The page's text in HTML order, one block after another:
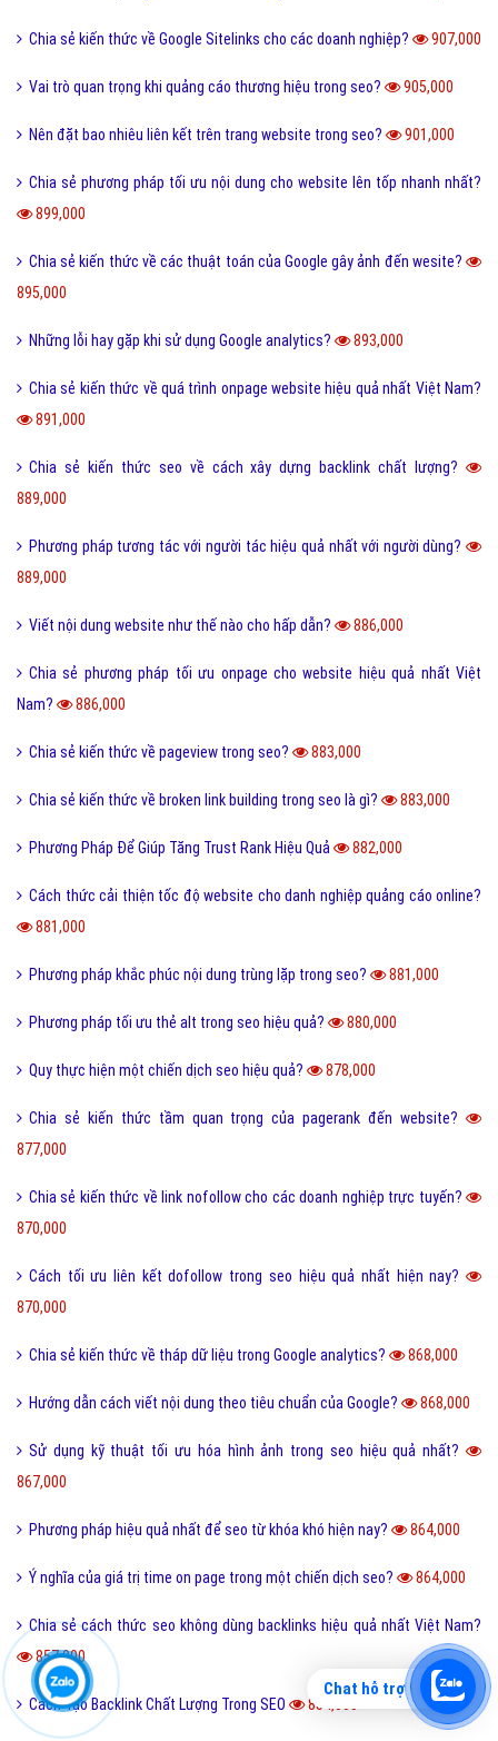
Chia sẻ kiến thức về Google Sitelinks cho các doanh nghiệp? 907,000
Vai trò quan trọng khi quảng cáo thương hiệu trong seo? 905,000
Nên đặt bao nhiêu liên kết trên trang website trong seo? 901,000
Chia sẻ phương pháp tối ưu nội dung cho website lên tốp nhanh nhất?
899,000
Chia sẻ kiến thức về các thuật toán của Google gây ảnh đến wesite?
895,000
Những lỗi hay gặp khi sử dụng Google analytics? 893,000
Chia sẻ kiến thức về quá trình onpage website hiệu quả nhất Việt Nam?
891,000
Chia sẻ kiến thức seo về cách xây dựng backlink chất lượng?
889,000
Phương pháp tương tác với người tác hiệu quả nhất với người dùng?
889,000
Viết nội dung website như thế nào cho hấp dẫn? 886,000
Chia sẻ phương pháp tối ưu onpage cho website hiệu quả nhất Việt
Nam?
886,000
Chia sẻ kiến thức về pageview trong seo? 883,000
Chia sẻ kiến thức về broken link building trong seo là gì? 883,000
Phương Pháp Để Giúp Tăng Trust Rank Hiệu Quả 882,000
Cách thức cải thiện tốc độ website cho danh nghiệp quảng cáo online?
881,000
Phương pháp khắc phúc nội dung trùng lặp trong seo? 881,000
Phương pháp tối ưu thẻ alt trong seo hiệu quả? 880,000
Quy thực hiện một chiến dịch seo hiệu quả? 878,000
Chia sẻ kiến thức tầm quan trọng của pagerank đến website?
877,000
Chia sẻ kiến thức về link nofollow cho các doanh nghiệp trực tuyến?
870,000
Cách tối ưu liên kết dofollow trong seo hiệu quả nhất hiện nay?
870,000
Chia sẻ kiến thức về tháp dữ liệu trong Google analytics? 868,000
Hướng dẫn cách viết nội dung theo tiêu chuẩn của Google? 868,000
Sử dụng kỹ thuật tối ưu hóa hình ảnh trong seo hiệu quả nhất?
867,000
Phương pháp hiệu quả nhất để seo từ khóa khó hiện nay? 864,000
Ý nghĩa của giá trị time on page trong một chiến dịch seo? 864,000
Chia sẻ cách thức seo không dùng backlinks hiệu quả nhất Việt Nam?
857,000
Cách Tạo Backlink Chất Lượng Trong SEO 854,000
Chat hỗ trợ